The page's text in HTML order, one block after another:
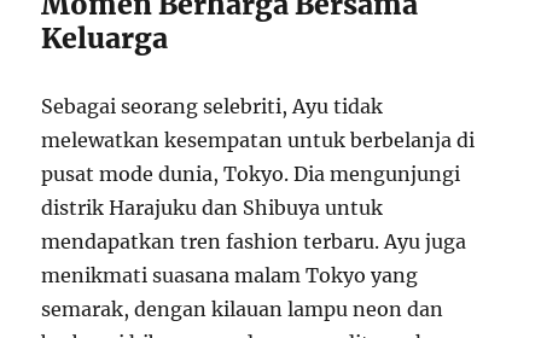
Keluarga
Sebagai seorang selebriti, Ayu tidak
melewatkan kesempatan untuk berbelanja di
pusat mode dunia, Tokyo. Dia mengunjungi
distrik Harajuku dan Shibuya untuk
mendapatkan tren fashion terbaru. Ayu juga
menikmati suasana malam Tokyo yang
semarak, dengan kilauan lampu neon dan